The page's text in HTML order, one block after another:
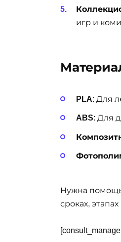
игр и
PLA: Для
ABS: Для
Нужна
сроках,